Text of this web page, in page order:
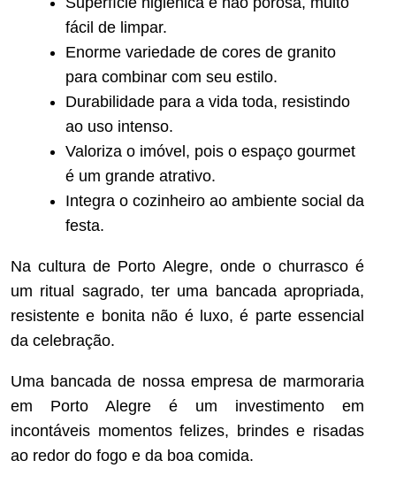
fácil de limpar.
Enorme variedade de cores de granito
para combinar com seu estilo.
Durabilidade para a vida toda, resistindo
ao uso intenso.
Valoriza o imóvel, pois o espaço gourmet
é um grande atrativo.
Integra o cozinheiro ao ambiente social da
festa.
Na cultura de Porto Alegre, onde o churrasco é
um ritual sagrado, ter uma bancada apropriada,
resistente e bonita não é luxo, é parte essencial
da celebração.
Uma bancada de nossa empresa de marmoraria
em Porto Alegre é um investimento em
incontáveis momentos felizes, brindes e risadas
ao redor do fogo e da boa comida.